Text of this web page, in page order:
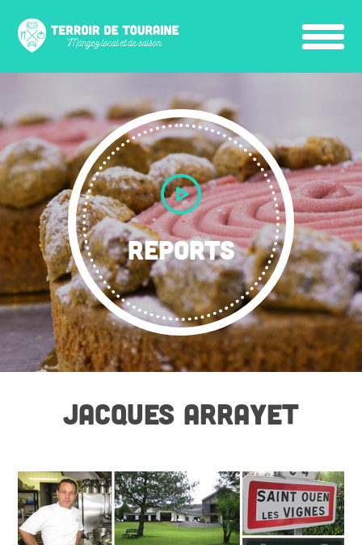
REPORTS
JACQUES ARRAYET